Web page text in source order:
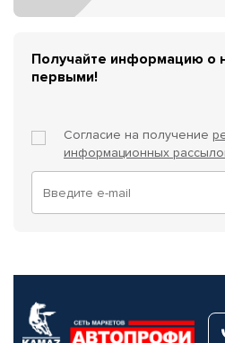
Получайте информацию о
первыми!
Согласие на получение
информационных